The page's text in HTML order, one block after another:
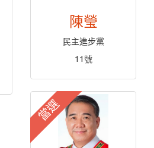
陳瑩
民主進步黨
11號
當選